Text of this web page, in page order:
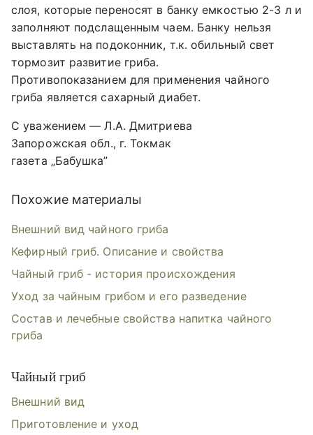
слоя, которые переносят в банку емкостью 2-3 л и
заполняют подслащенным чаем. Банку нельзя
выставлять на подоконник, т.к. обильный свет
тормозит развитие гриба.
Противопоказанием для применения чайного
гриба является сахарный диабет.
С уважением — Л.А. Дмитриева
Запорожская обл., г. Токмак
газета „Бабушка”
Похожие материалы
Внешний вид чайного гриба
Кефирный гриб. Описание и свойства
Чайный гриб - история происхождения
Уход за чайным грибом и его разведение
Состав и лечебные свойства напитка чайного
гриба
Чайный гриб
Внешний вид
Приготовление и уход